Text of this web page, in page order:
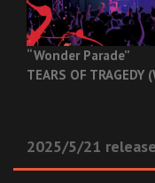
“Wonder Parade”
TEARS OF
2025/5/21 release